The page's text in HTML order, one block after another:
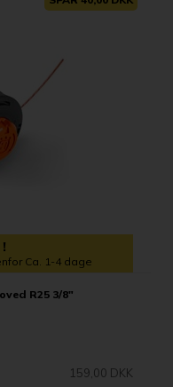
Ca. 1-4 dage
R25 3/8"
159,00 DKK